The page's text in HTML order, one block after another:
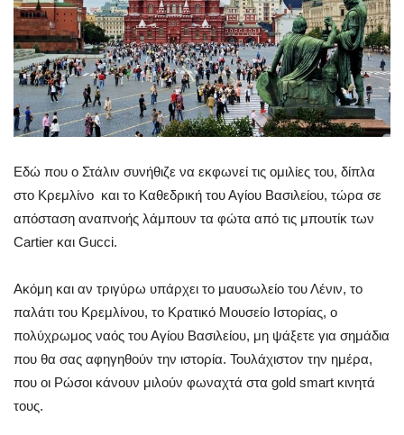
Εδώ που ο Στάλιν συνήθιζε να εκφωνεί τις ομιλίες του, δίπλα
στο Κρεμλίνο και το Καθεδρική του Αγίου Βασιλείου, τώρα σε
απόσταση αναπνοής λάμπουν τα φώτα από τις μπουτίκ των
Cartier και Gucci.
Ακόμη και αν τριγύρω υπάρχει το μαυσωλείο του Λένιν, το
παλάτι του Κρεμλίνου, το Κρατικό Μουσείο Ιστορίας, ο
πολύχρωμος ναός του Αγίου Βασιλείου, μη ψάξετε για σημάδια
που θα σας αφηγηθούν την ιστορία. Τουλάχιστον την ημέρα,
που οι Ρώσοι κάνουν μιλούν φωναχτά στα gold smart κινητά
τους.